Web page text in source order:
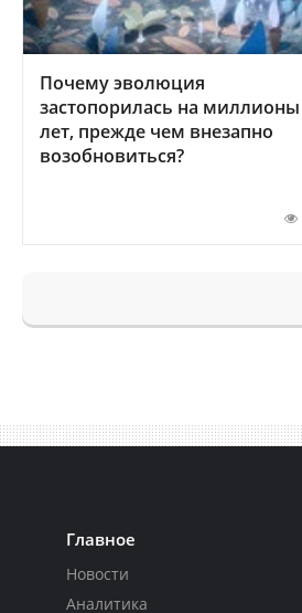
Почему эволюция
застопорилась на миллионы
лет, прежде чем внезапно
возобновиться?
Главное
Новости
Аналитика